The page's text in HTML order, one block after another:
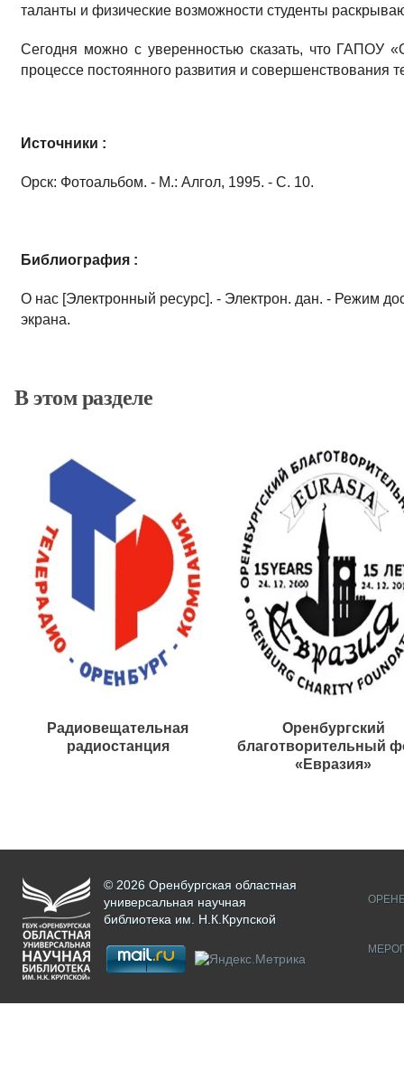
таланты и физические возможности студенты
Сегодня можно с уверенностью сказать, что ГАПОУ
процессе постоянного развития и совершенствования
Источники :
Орск: Фотоальбом. - М.: Алгол, 1995. - С. 10.
Библиография :
О нас [Электронный ресурс]. - Электрон. дан. - Режим
экрана.
В этом разделе
Радиовещательная
радиостанция
Оренбургский
благотворительный
«Евразия»
© 2026 Оренбургская областная
универсальная научная
библиотека им. Н.К.Крупской